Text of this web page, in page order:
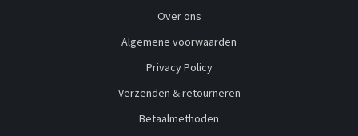
Over ons
Algemene voorwaarden
Privacy Policy
Verzenden & retourneren
Betaalmethoden